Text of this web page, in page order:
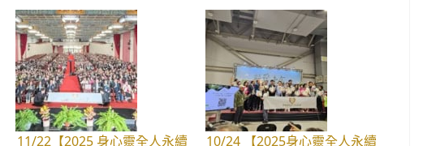
11/22【2025 身心靈全人永續
10/24 【2025身心靈全人永續